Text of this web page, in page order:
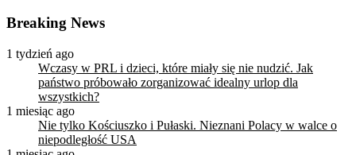
Breaking News
1 tydzień ago
Wczasy w PRL i dzieci, które miały się nie nudzić. Jak
państwo próbowało zorganizować idealny urlop dla
wszystkich?
1 miesiąc ago
Nie tylko Kościuszko i Pułaski. Nieznani Polacy w walce o
niepodległość USA